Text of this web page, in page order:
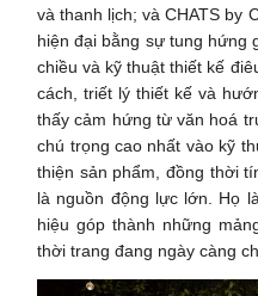
và thanh lịch; và CHATS by
hiện đại bằng sự tung hứng
chiều và kỹ thuật thiết kế
cách, triết lý thiết kế và
thấy cảm hứng từ văn hoá
chú trọng cao nhất vào kỹ
thiện sản phẩm, đồng thời
là nguồn động lực lớn. Họ
hiệu góp thành những
thời trang đang ngày càng